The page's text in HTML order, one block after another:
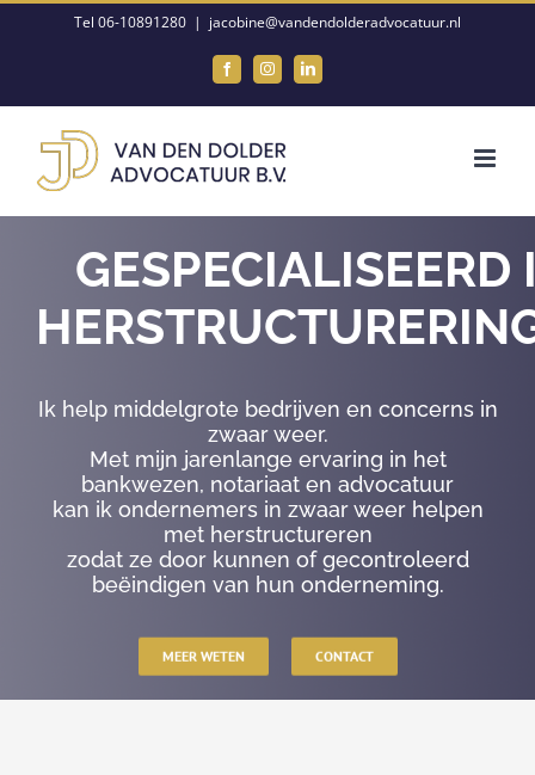
Tel 06-10891280 | jacobine@vandendolderadvocatuur.nl
FacebookInstagramLinkedIn
GESPECIALISEERD
Ik help middelgrote bedrijven en concerns in
zwaar weer.
Met mijn jarenlange ervaring in het
bankwezen, notariaat en advocatuur
kan ik ondernemers in zwaar weer helpen
met herstructureren
zodat ze door kunnen of gecontroleerd
beëindigen van hun onderneming.
MEER WETEN CONTACT